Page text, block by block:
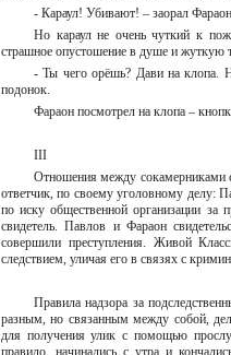
- Караул! Убивают! – заорал
Но караул не очень чуткий к
страшное опустошение в душе и жуткую
- Ты чего орёшь? Дави на клопа.
подонок.
Фараон посмотрел на клопа –
III
Отношения между сокамерниками
ответчик, по своему уголовному делу:
по иску общественной организации
свидетель. Павлов и Фараон
совершили преступления. Живой
следствием, уличая его в связях с
Правила надзора за
разным, но связанным между собой,
для получения улик с помощью
правило, начинались с утра и